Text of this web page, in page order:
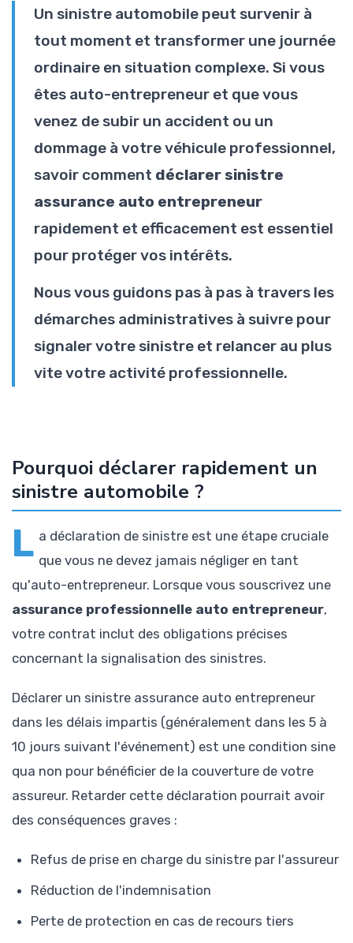
Un sinistre automobile peut survenir à
tout moment et transformer une journée
ordinaire en situation complexe. Si vous
êtes auto-entrepreneur et que vous
venez de subir un accident ou un
dommage à votre véhicule professionnel,
savoir comment déclarer sinistre
assurance auto entrepreneur
rapidement et efficacement est essentiel
pour protéger vos intérêts.
Nous vous guidons pas à pas à travers les
démarches administratives à suivre pour
signaler votre sinistre et relancer au plus
vite votre activité professionnelle.
Pourquoi déclarer rapidement un
sinistre automobile ?
L a déclaration de sinistre est une étape cruciale
que vous ne devez jamais négliger en tant
qu'auto-entrepreneur. Lorsque vous souscrivez une
assurance professionnelle auto entrepreneur,
votre contrat inclut des obligations précises
concernant la signalisation des sinistres.
Déclarer un sinistre assurance auto entrepreneur
dans les délais impartis (généralement dans les 5 à
10 jours suivant l'événement) est une condition sine
qua non pour bénéficier de la couverture de votre
assureur. Retarder cette déclaration pourrait avoir
des conséquences graves :
Refus de prise en charge du sinistre par l'assureur
Réduction de l'indemnisation
Perte de protection en cas de recours tiers